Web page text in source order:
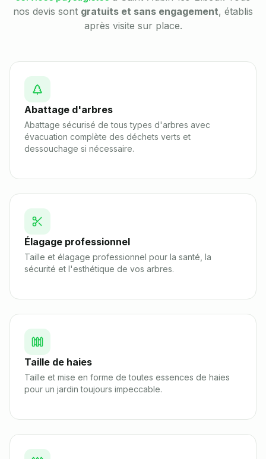
nos devis sont gratuits et sans engagement, établis
après visite sur place.
Abattage d'arbres
Abattage sécurisé de tous types d'arbres avec
évacuation complète des déchets verts et
dessouchage si nécessaire.
Élagage professionnel
Taille et élagage professionnel pour la santé, la
sécurité et l'esthétique de vos arbres.
Taille de haies
Taille et mise en forme de toutes essences de haies
pour un jardin toujours impeccable.